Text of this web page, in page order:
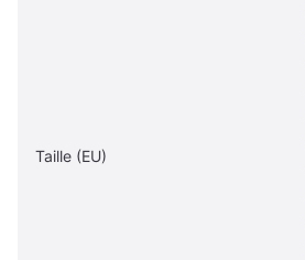
Taille (EU)